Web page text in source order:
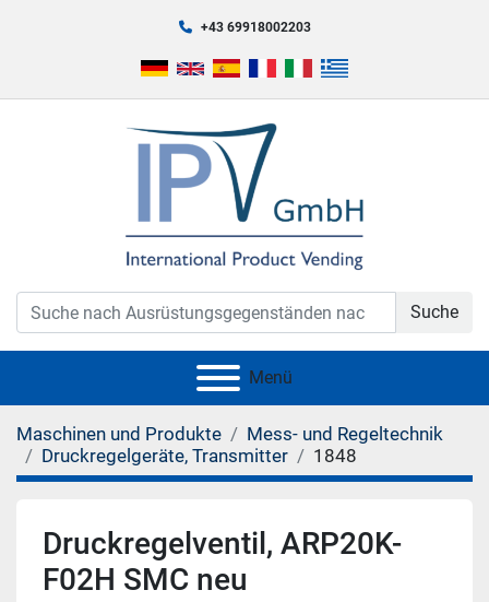
+43 69918002203
Suche
Menü
Maschinen und Produkte
Mess- und Regeltechnik
Druckregelgeräte, Transmitter
1848
Druckregelventil, ARP20K-
F02H SMC neu